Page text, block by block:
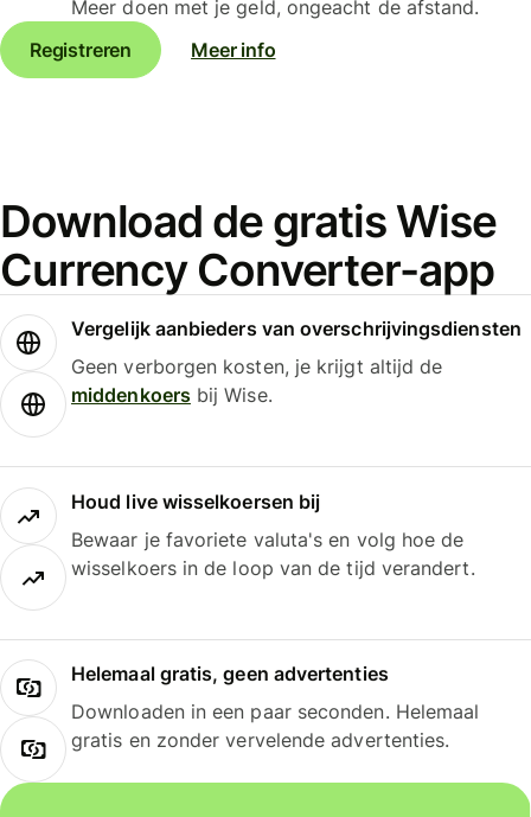
Meer doen met je geld, ongeacht de afstand.
Registreren
Meer info
Download de gratis Wise
Currency Converter-app
Vergelijk aanbieders van overschrijvingsdiensten
Geen verborgen kosten, je krijgt altijd de
middenkoersbij Wise.
Houd live wisselkoersen bij
Bewaar je favoriete valuta's en volg hoe de
wisselkoers in de loop van de tijd verandert.
Helemaal gratis, geen advertenties
Downloaden in een paar seconden. Helemaal
gratis en zonder vervelende advertenties.